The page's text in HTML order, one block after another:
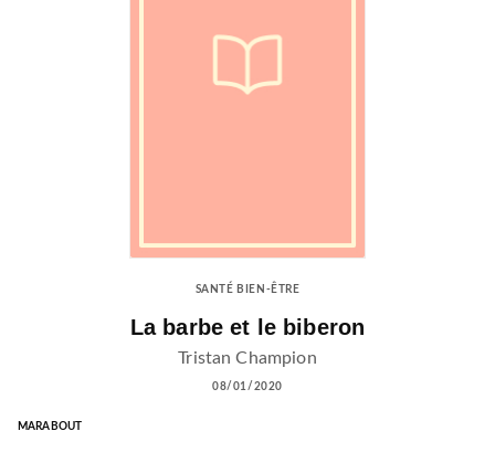
SANTÉ BIEN-ÊTRE
La barbe et le biberon
Tristan Champion
08/01/2020
MARABOUT